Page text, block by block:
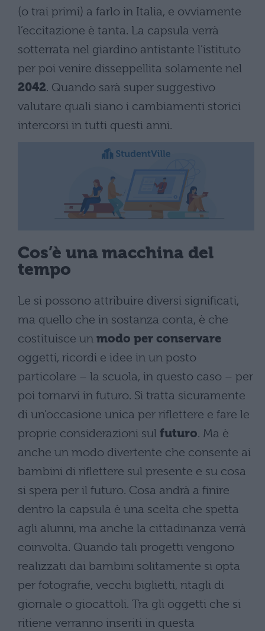
(o trai primi) a farlo in Italia, e ovviamente
l’eccitazione è tanta. La capsula verrà
sotterrata nel giardino antistante l’istituto
per poi venire disseppellita solamente nel
2042. Quando sarà super suggestivo
valutare quali siano i cambiamenti storici
intercorsi in tutti questi anni.
Cos’è una macchina del
tempo
Le si possono attribuire diversi significati,
ma quello che in sostanza conta, è che
costituisce un modo per conservare
oggetti, ricordi e idee in un posto
particolare – la scuola, in questo caso – per
poi tornarvi in ​​futuro. Si tratta sicuramente
di un’occasione unica per riflettere e fare le
proprie considerazioni sul futuro. Ma è
anche un modo divertente che consente ai
bambini di riflettere sul presente e su cosa
si spera per il futuro. Cosa andrà a finire
dentro la capsula è una scelta che spetta
agli alunni, ma anche la cittadinanza verrà
coinvolta. Quando tali progetti vengono
realizzati dai bambini solitamente si opta
per fotografie, vecchi biglietti, ritagli di
giornale o giocattoli. Tra gli oggetti che si
ritiene verranno inseriti in questa